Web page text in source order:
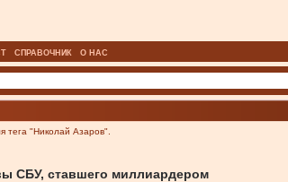
СПРАВОЧНИК О НАС
тега "Николай Азаров".
СБУ, ставшего миллиардером